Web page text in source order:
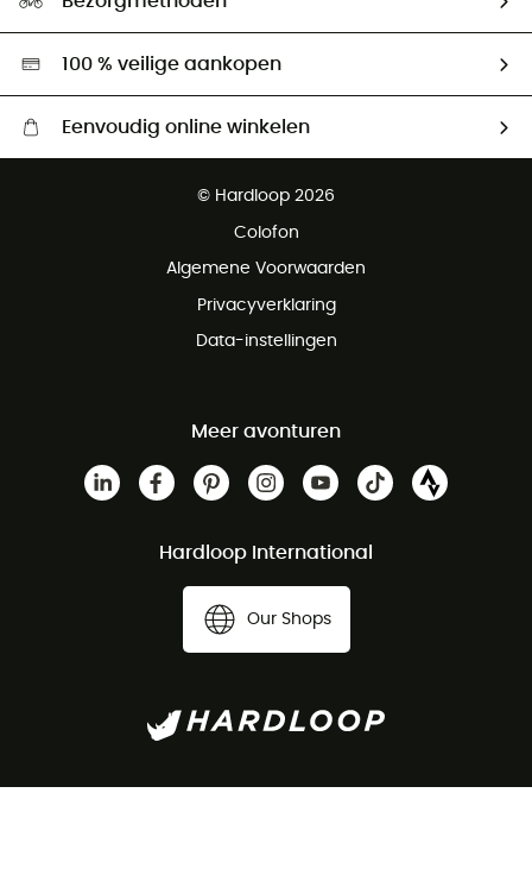
Hardgreen
100 % veilige aankopen
Eenvoudig online winkelen
Gratis retourneren binnen 100 dagen
© Hardloop 2026
Colofon
Algemene Voorwaarden
Privacyverklaring
Data-instellingen
Meer avonturen
Hardloop International
Our Shops